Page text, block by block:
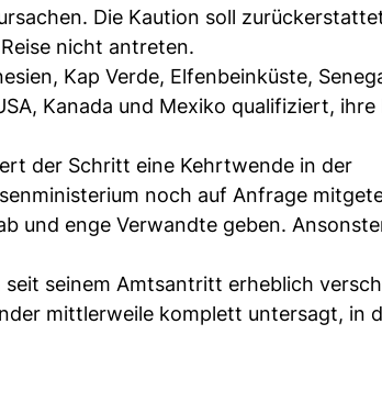
Die Kaution soll
nicht antreten.
Kap Verde, Elfenbeinküste,
Kanada und Mexiko qualifiziert, ihre
der Schritt eine Kehrtwende in der
noch auf Anfrage
und enge Verwandte geben.
seit seinem Amtsantritt erheblich
mittlerweile komplett untersagt, in